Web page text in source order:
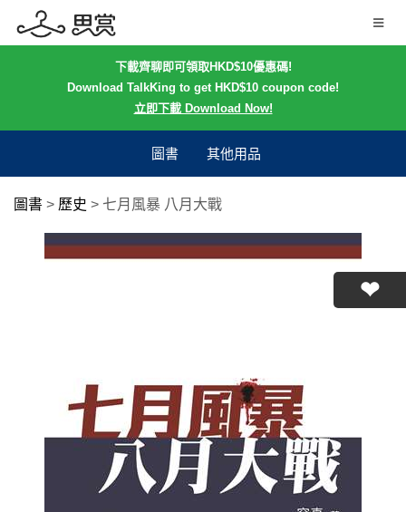
下載齊聊即可領取HKD$10優惠碼!
Download TalkKing to get HKD$10 coupon code!
立即下載 Download Now!
圖書 其他用品
圖書 > 歷史 > 七月風暴 八月大戰